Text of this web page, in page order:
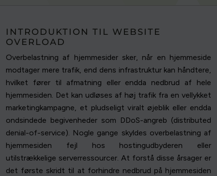
INTRODUKTION TIL WEBSITE
OVERLOAD
Overbelastning af hjemmesider sker, når en hjemmeside
modtager mere trafik, end dens infrastruktur kan håndtere,
hvilket fører til afmatning eller endda nedbrud af hele
hjemmesiden. Det kan udløses af høj trafik fra en vellykket
marketingkampagne, et pludseligt viralt øjeblik eller endda
ondsindede begivenheder som DDoS-angreb (distributed
denial-of-service). Nogle gange skyldes overbelastning af
hjemmesiden fejl hos hostingudbyderen eller
utilstrækkelige serverressourcer. At forstå disse årsager er
det første skridt til at forhindre nedbrud på hjemmesiden